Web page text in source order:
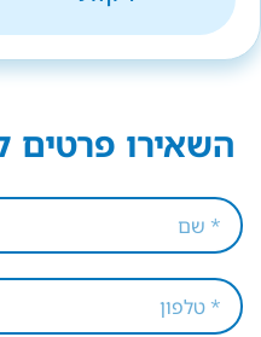
השאירו פרטים